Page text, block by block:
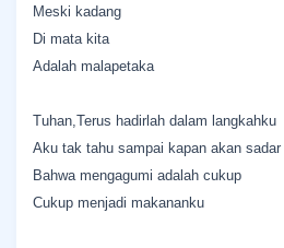
Meski kadang
Di mata kita
Adalah malapetaka
Tuhan,Terus hadirlah dalam langkahku
Aku tak tahu sampai kapan akan sadar
Bahwa mengagumi adalah cukup
Cukup menjadi makananku